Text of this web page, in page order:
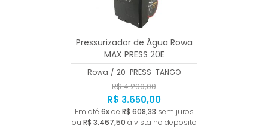
Pressurizador de Água Rowa
MAX PRESS 20E
Rowa / 20-PRESS-TANGO
R$ 4.290,00
R$ 3.650,00
Em até 6xde R$ 608,33 sem juros
ou R$ 3.467,50 à vista no deposito